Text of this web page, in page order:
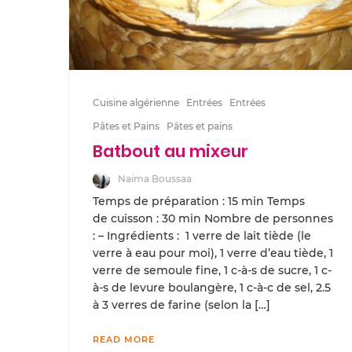
Cuisine algérienne Entrées
Entrées
Pâtes et Pains
Pâtes et pains
Batbout au mixeur
Naima Boussaa
Temps de préparation : 15 min Temps
de cuisson : 30 min Nombre de personnes
: – Ingrédients : 1 verre de lait tiède (le
verre à eau pour moi), 1 verre d’eau tiède, 1
verre de semoule fine, 1 c-à-s de sucre, 1 c-
à-s de levure boulangère, 1 c-à-c de sel, 2.5
à 3 verres de farine (selon la […]
READ MORE